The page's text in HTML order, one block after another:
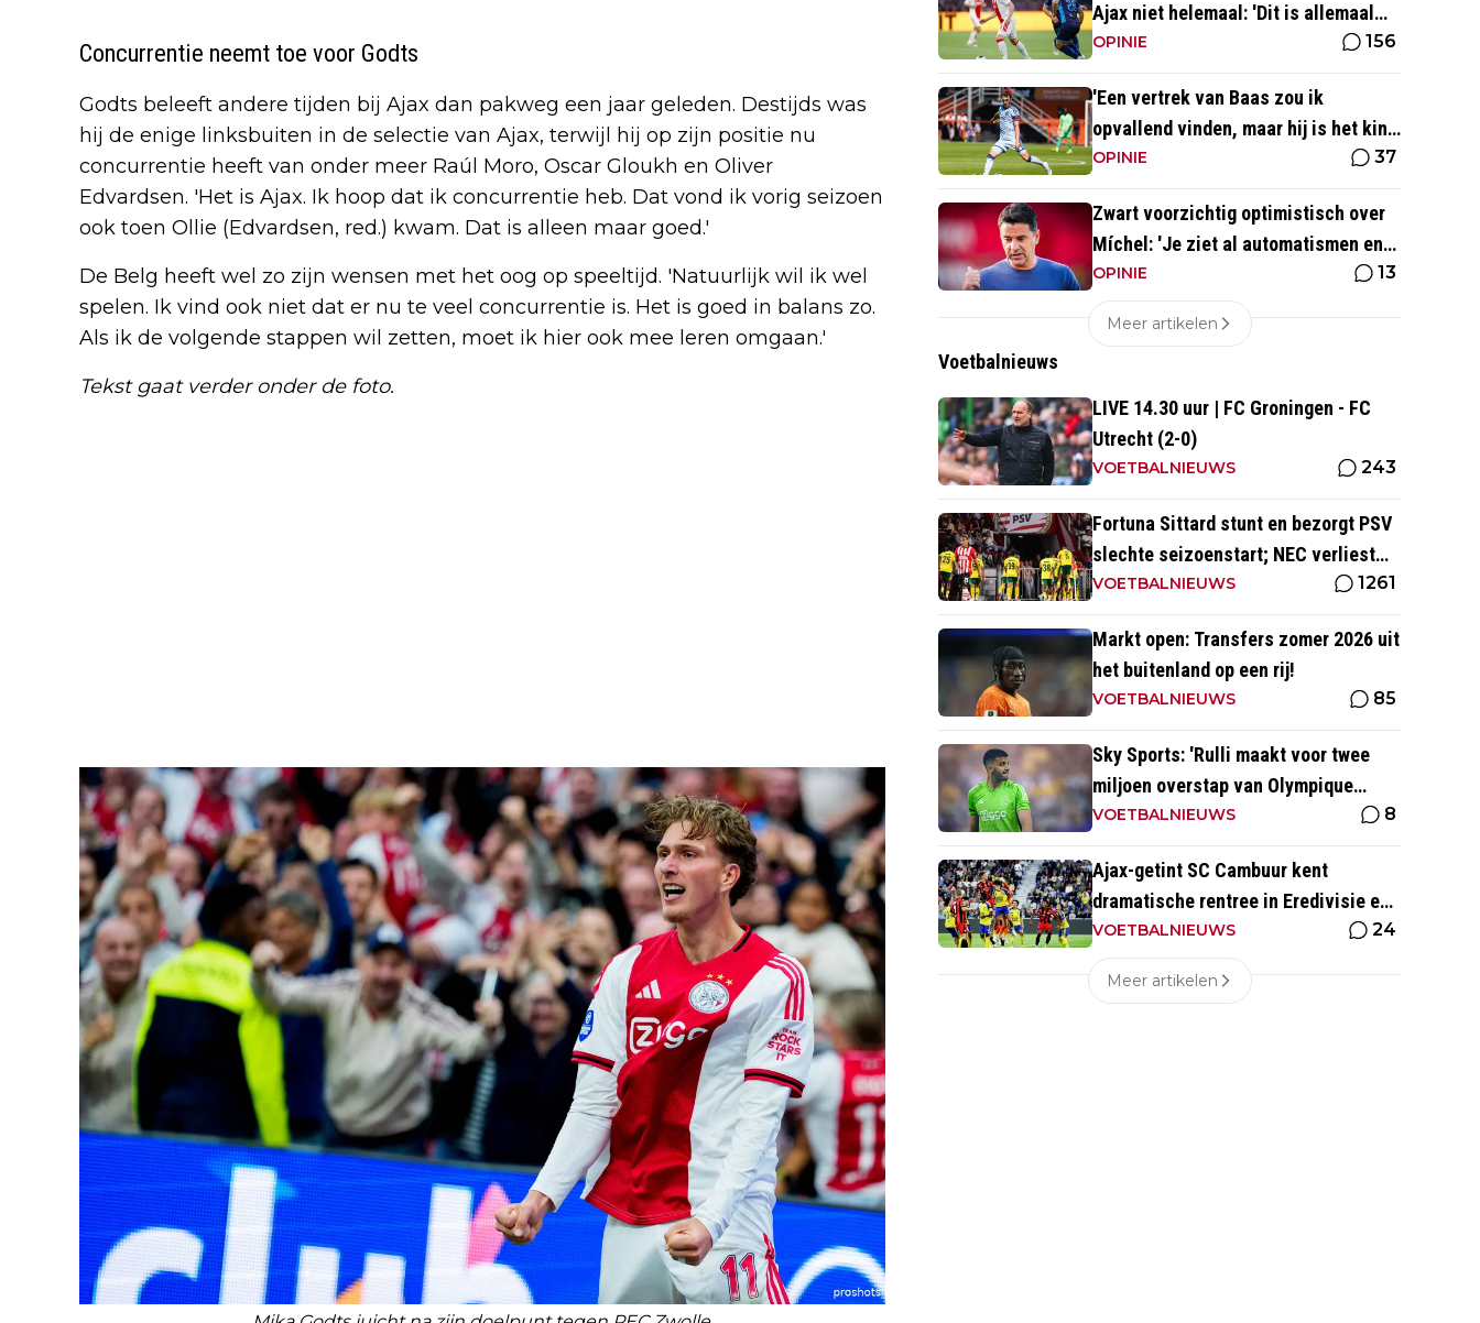
Concurrentie neemt toe voor Godts
Godts beleeft andere tijden bij Ajax dan pakweg een jaar geleden. Destijds was
hij de enige linksbuiten in de selectie van Ajax, terwijl hij op zijn positie nu
concurrentie heeft van onder meer Raúl Moro, Oscar Gloukh en Oliver
Edvardsen. 'Het is Ajax. Ik hoop dat ik concurrentie heb. Dat vond ik vorig seizoen
ook toen Ollie (Edvardsen, red.) kwam. Dat is alleen maar goed.'
De Belg heeft wel zo zijn wensen met het oog op speeltijd. 'Natuurlijk wil ik wel
spelen. Ik vind ook niet dat er nu te veel concurrentie is. Het is goed in balans zo.
Als ik de volgende stappen wil zetten, moet ik hier ook mee leren omgaan.'
Tekst gaat verder onder de foto.
Ajax niet helemaal: 'Dit is allemaal
wat makkelijker'
OPINIE 156
'Een vertrek van Baas zou ik
opvallend vinden, maar hij is het kind
van de rekening van de komst van
Blind'
OPINIE 37
Zwart voorzichtig optimistisch over
Míchel: 'Je ziet al automatismen en
patronen terug, maar...'
OPINIE 13
Meer artikelen
Voetbalnieuws
LIVE 14.30 uur | FC Groningen - FC
Utrecht (2-0)
VOETBALNIEUWS 243
Fortuna Sittard stunt en bezorgt PSV
slechte seizoenstart; NEC verliest
ondanks assist Tadic
VOETBALNIEUWS 1261
Markt open: Transfers zomer 2026 uit
het buitenland op een rij!
VOETBALNIEUWS 85
Sky Sports: 'Rulli maakt voor twee
miljoen overstap van Olympique
Marseille naar Manchester City'
VOETBALNIEUWS 8
Ajax-getint SC Cambuur kent
dramatische rentree in Eredivisie en
krijgt pak slaag in eigen huis
VOETBALNIEUWS 24
Meer artikelen